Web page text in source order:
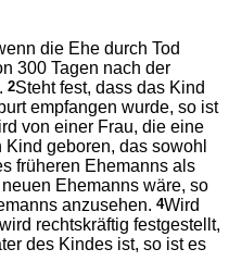
die Ehe durch Tod
300 Tagen nach der
2Steht fest, dass das Kind
empfangen wurde, so ist
von einer Frau, die eine
geboren, das sowohl
früheren Ehemanns als
Ehemanns wäre, so
anzusehen.4Wird
rechtskräftig festgestellt,
des Kindes ist, so ist es